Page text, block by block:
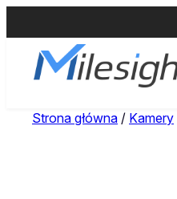
Strona główna / Kamery